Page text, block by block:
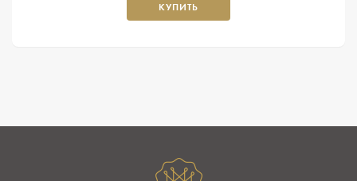
КУПИТЬ